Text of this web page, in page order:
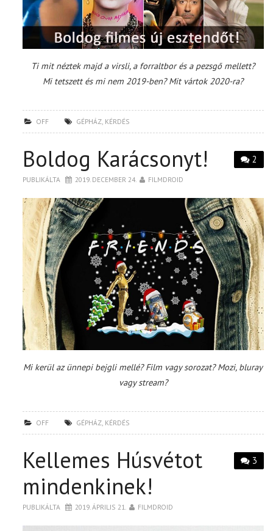
Ti mit néztek majd a virsli, a forraltbor és a pezsgő mellett?
Mi tetszett és mi nem 2019-ben?Mit vártok 2020-ra?
OFF GÉPHÁZ, KÉRDÉS
2
Boldog Karácsonyt!
PUBLIKÁLTA 2019. DECEMBER 24. FILMDROID
Mi kerül az ünnepi bejgli mellé? Film vagy sorozat? Mozi, bluray
vagy stream?
OFF GÉPHÁZ, KÉRDÉS
3
Kellemes Húsvétot
mindenkinek!
PUBLIKÁLTA 2019. ÁPRILIS 21. FILMDROID